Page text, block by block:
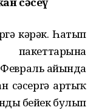
кәрәк. Һатып
айында
сәсергә артыҡ
бейек булып